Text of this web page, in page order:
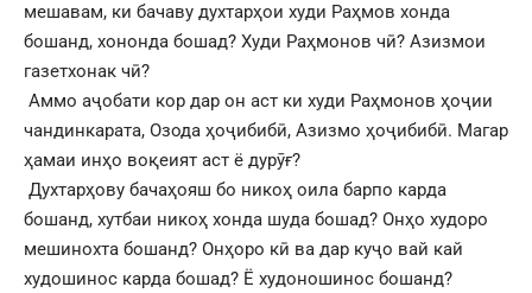
мешавам, ки бачаву духтарҳои худи Раҳмов хонда
бошанд, хононда бошад? Худи Раҳмонов чӣ? Азизмои
газетхонак чӣ?
Аммо аҷобати кор дар он аст ки худи Раҳмонов ҳоҷии
чандинкарата, Озода ҳоҷибибӣ, Азизмо ҳоҷибибӣ. Магар
ҳамаи инҳо воқеият аст ё дурӯғ?
Духтарҳову бачаҳояш бо никоҳ оила барпо карда
бошанд, хутбаи никоҳ хонда шуда бошад? Онҳо худоро
мешинохта бошанд? Онҳоро кӣ ва дар куҷо вай кай
худошинос карда бошад? Ё худоношинос бошанд?